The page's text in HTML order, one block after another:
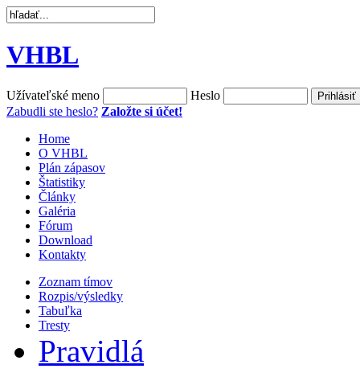
VHBL
Užívateľské meno
Heslo
Zabudli ste heslo? Založte si účet!
Home
O VHBL
Plán zápasov
Štatistiky
Články
Galéria
Fórum
Download
Kontakty
Zoznam tímov
Rozpis/výsledky
Tabuľka
Tresty
Pravidlá